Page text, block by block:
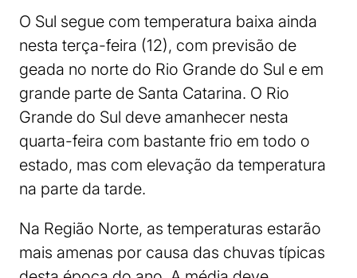
O Sul segue com temperatura baixa ainda
nesta terça-feira (12), com previsão de
geada no norte do Rio Grande do Sul e em
grande parte de Santa Catarina. O Rio
Grande do Sul deve amanhecer nesta
quarta-feira com bastante frio em todo o
estado, mas com elevação da temperatura
na parte da tarde.
Na Região Norte, as temperaturas estarão
mais amenas por causa das chuvas típicas